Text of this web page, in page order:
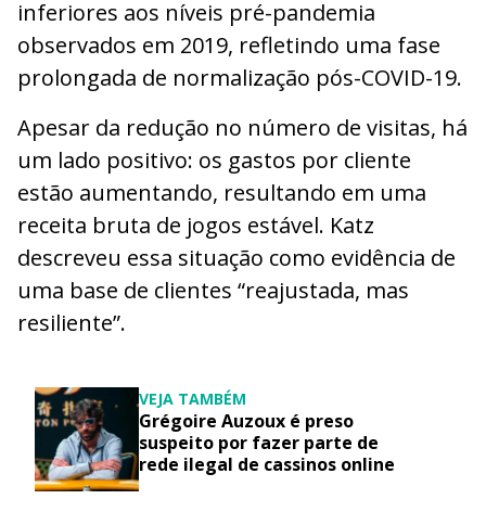
inferiores aos níveis pré-pandemia
observados em 2019, refletindo uma fase
prolongada de normalização pós-COVID-19.
Apesar da redução no número de visitas, há
um lado positivo: os gastos por cliente
estão aumentando, resultando em uma
receita bruta de jogos estável. Katz
descreveu essa situação como evidência de
uma base de clientes “reajustada, mas
resiliente”.
VEJA TAMBÉM
Grégoire Auzoux é preso
suspeito por fazer parte de
rede ilegal de cassinos online